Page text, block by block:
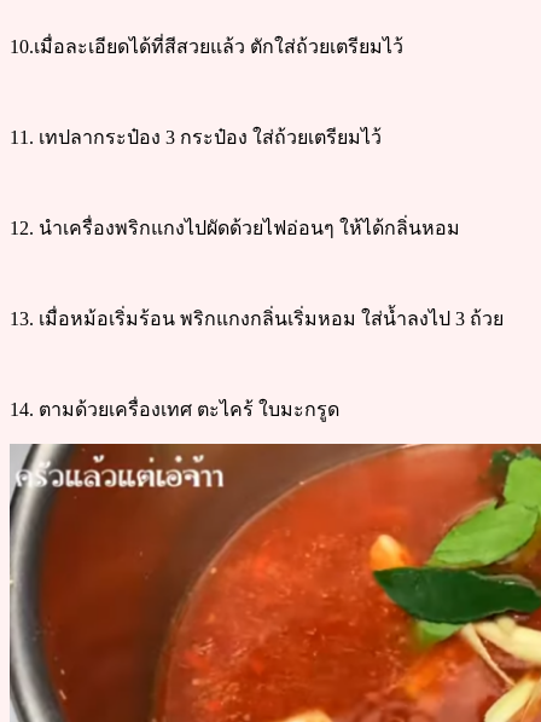
10.เมื่อละเอียดได้ที่สีสวยแล้ว ตักใส่ถ้วยเตรียมไว้
11. เทปลากระป๋อง 3 กระป๋อง ใส่ถ้วยเตรียมไว้
12. นำเครื่องพริกแกงไปผัดด้วยไฟอ่อนๆ ให้ได้กลิ่นหอม
13. เมื่อหม้อเริ่มร้อน พริกแกงกลิ่นเริ่มหอม ใส่น้ำลงไป 3 ถ้วย
14. ตามด้วยเครื่องเทศ ตะไคร้ ใบมะกรูด